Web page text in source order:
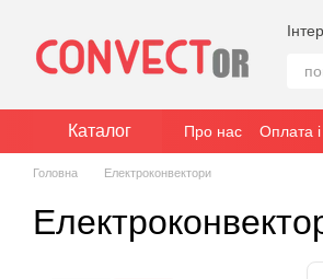
Каталог Про нас Оплата
Головна Електроконвектори